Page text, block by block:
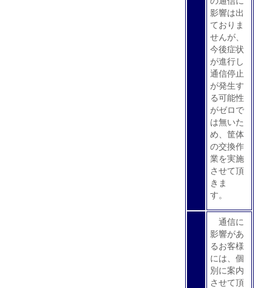
影響は出
ておりま
せんが、
今後症状
が進行し
通信停止
が発生す
る可能性
がゼロで
は無いた
め、筐体
の交換作
業を実施
させて頂
きま
す。
通信に
影響があ
るお客様
には、個
別に案内
させて頂